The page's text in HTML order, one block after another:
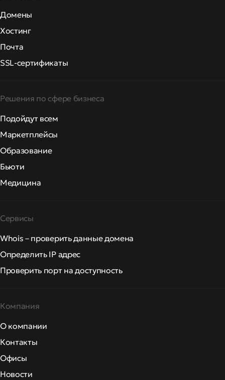
Домены
Хостинг
Почта
SSL-сертификаты
Решения по сфере бизнеса
Подойдут всем
Маркетплейсы
Образование
Бьюти
Медицина
Сервисы
Whois – проверить данные домена
Определить IP адрес
Проверить порт на доступность
Компания
О компании
Контакты
Офисы
Новости